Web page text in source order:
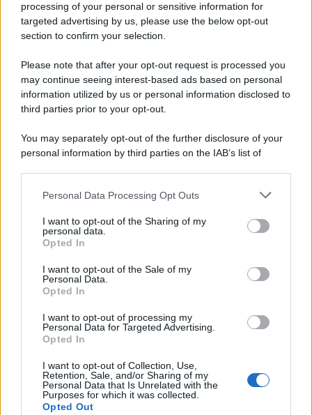
processing of your personal or sensitive information for
targeted advertising by us, please use the below opt-out
section to confirm your selection.
Please note that after your opt-out request is processed you
may continue seeing interest-based ads based on personal
information utilized by us or personal information disclosed to
third parties prior to your opt-out.
You may separately opt-out of the further disclosure of your
personal information by third parties on the IAB’s list of
This information may also be disclosed by us to third parties
disclose it to other third parties.
Please note that this website/app uses one or more Google
services and may gather and store information including but
not limited to your visit or usage behaviour. You may click to
grant or deny consent to Google and its third-party tags to
consent section.
Personal Data Processing Opt Outs
I want to opt-out of the Sharing of my
personal data.
Opted In
I want to opt-out of the Sale of my
Personal Data.
Opted In
I want to opt-out of processing my
Personal Data for Targeted Advertising.
Opted In
I want to opt-out of Collection, Use,
Retention, Sale, and/or Sharing of my
Personal Data that Is Unrelated with the
Purposes for which it was collected.
Opted Out